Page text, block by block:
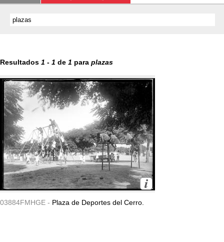
Resultados 1 - 1 de 1 para plazas
03884FMHGE - Plaza de Deportes del Cerro.